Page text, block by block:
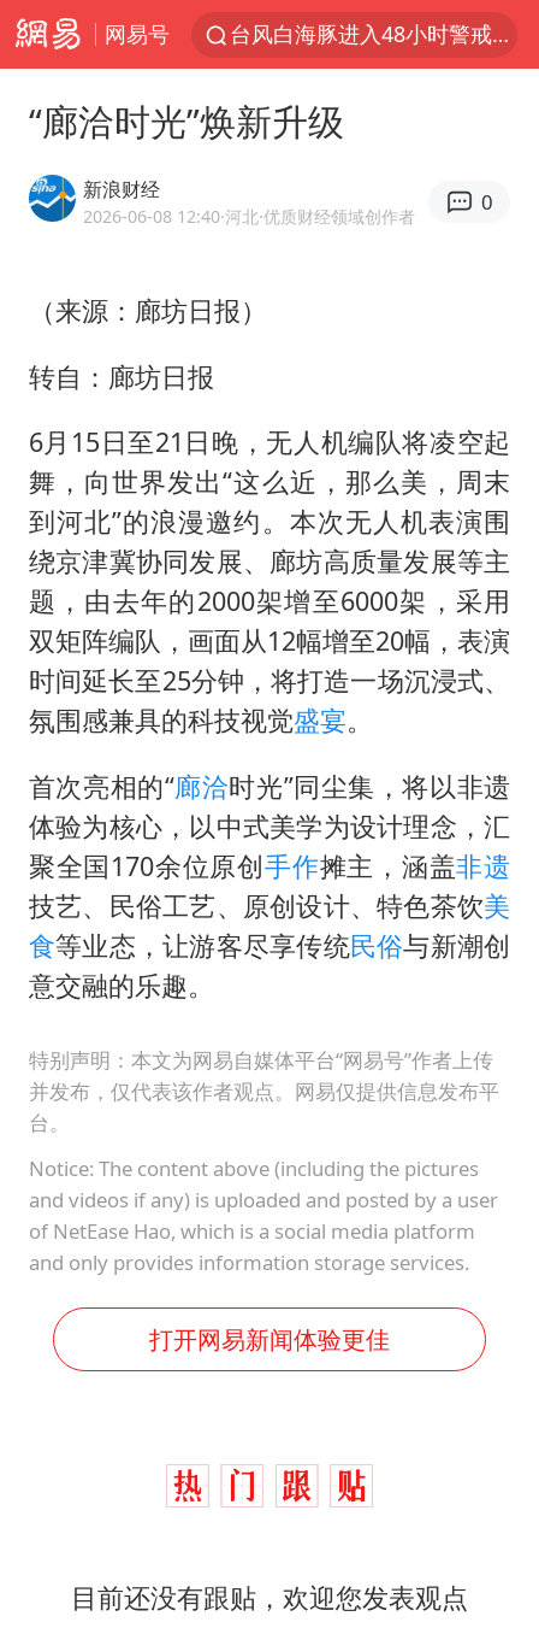
网易号
台风白海豚进入48小时警戒线
U17国足1分钟轰2球
泰国一女公务员妆容引争议 本人回应
80后女柜员逆袭成4200亿银行副行长
27岁女子成组织卖淫集团主犯被通缉
吉林一“温度计大楼”读数爆表
女子利用漏洞0元薅走3000多件家电
24小时不关空调 电费会更低吗
奋进开新局 实干挑大梁
“廊洽时光”焕新升级
新浪财经
2026-06-08 12:40·河北·优质财经领域创作者
0
（来源：廊坊日报）
转自：廊坊日报
6月15日至21日晚，无人机编队将凌空起
舞，向世界发出“这么近，那么美，周末
到河北”的浪漫邀约。本次无人机表演围
绕京津冀协同发展、廊坊高质量发展等主
题，由去年的2000架增至6000架，采用
双矩阵编队，画面从12幅增至20幅，表演
时间延长至25分钟，将打造一场沉浸式、
氛围感兼具的科技视觉盛宴。
首次亮相的“廊洽时光”同尘集，将以非遗
体验为核心，以中式美学为设计理念，汇
聚全国170余位原创手作摊主，涵盖非遗
技艺、民俗工艺、原创设计、特色茶饮美
食等业态，让游客尽享传统民俗与新潮创
意交融的乐趣。
特别声明：本文为网易自媒体平台“网易号”作者上传
并发布，仅代表该作者观点。网易仅提供信息发布平
台。
Notice: The content above (including the pictures
and videos if any) is uploaded and posted by a user
of NetEase Hao, which is a social media platform
and only provides information storage services.
打开网易新闻体验更佳
目前还没有跟贴，欢迎您发表观点